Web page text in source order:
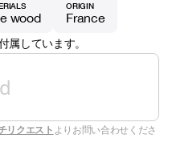
wood
ORIGIN
France
属しています。
リクエストよりお問い合わせくださ